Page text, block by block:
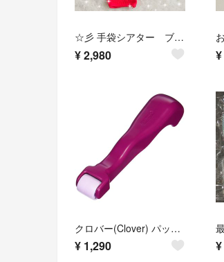
☆彡 手袋シアター ブレーメンの音楽隊 ハンドメイド
¥2,980 ¥
クロバー(Clover) パッチワーク道具 コロコロオープナー 57-655 【在庫セール】 【数量限定】 【在庫処分】
¥ 1,290 ¥